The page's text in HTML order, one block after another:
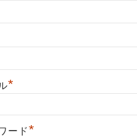
*
ード*